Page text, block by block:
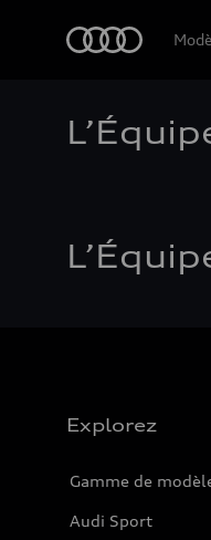
Explorez
Gamme de
Audi Sport